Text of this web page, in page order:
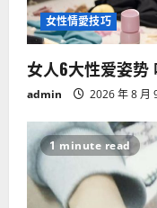
女性情愛技巧
女人6大性爱姿势
admin 2026 年 8 月
1 minute read